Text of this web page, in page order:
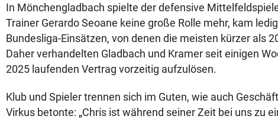
In Mönchengladbach spielte der defensive
Trainer Gerardo Seoane keine große Rolle mehr, kam
Bundesliga-Einsätzen, von denen die meisten kürzer als
Daher verhandelten Gladbach und Kramer seit einigen
2025 laufenden Vertrag vorzeitig aufzulösen.
Klub und Spieler trennen sich im Guten, wie auch
Virkus betonte: „Chris ist während seiner Zeit bei uns zu